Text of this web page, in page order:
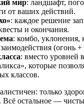
мир: ландшафт,
от ваших действий.
: каждое решение
и окончания.
: комбо, уклонения,
(огонь +
: вместо уровней
которые
классов.
только
Всё остальное —